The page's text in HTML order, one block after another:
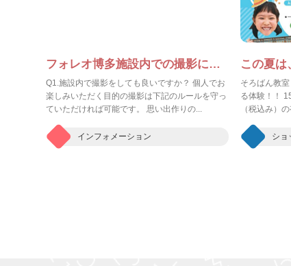
フォレオ博多施設内での撮影に関するFAQ
Q1.施設内で撮影をしても良いですか？ 個人でお
楽しみいただく目的の撮影は下記のルールを守っ
ていただければ可能です。 思い出作りの...
インフォメーション
そろばん教
る体験！！
（税込み）
ショ